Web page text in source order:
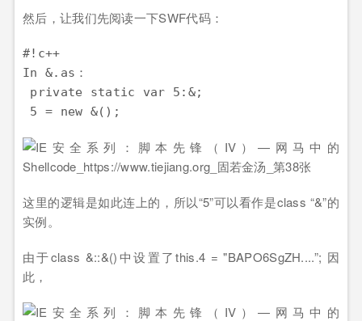
然后，让我们先阅读一下SWF代码：
#!c++
In &.as：
private static var 5:&;
这里的逻辑是如此连上的，所以“5”可以看作是class “&”的
实例。
由于class &::&()中设置了this.4 = "BAPO6SgZH....”; 因
此，